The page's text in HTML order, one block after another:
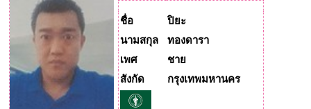
ชื่อ
ปิยะ
นามสกุล
ทองดารา
เพศ
ชาย
สังกัด
กรุงเทพมหานคร